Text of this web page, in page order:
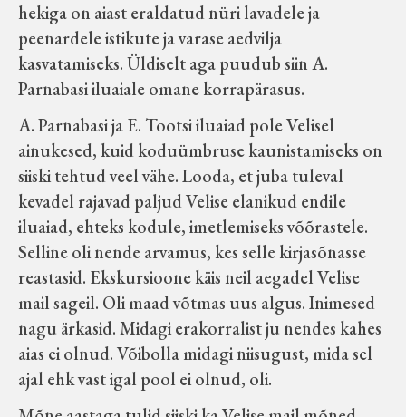
hekiga on aiast eraldatud nüri lavadele ja
peenardele istikute ja varase aedvilja
kasvatamiseks. Üldiselt aga puudub siin A.
Parnabasi iluaiale omane korrapärasus.
A. Parnabasi ja E. Tootsi iluaiad pole Velisel
ainukesed, kuid koduümbruse kaunistamiseks on
siiski tehtud veel vähe. Looda, et juba tuleval
kevadel rajavad paljud Velise elanikud endile
iluaiad, ehteks kodule, imetlemiseks võõrastele.
Selline oli nende arvamus, kes selle kirjasõnasse
reastasid. Ekskursioone käis neil aegadel Velise
mail sageil. Oli maad võtmas uus algus. Inimesed
nagu ärkasid. Midagi erakorralist ju nendes kahes
aias ei olnud. Võibolla midagi niisugust, mida sel
ajal ehk vast igal pool ei olnud, oli.